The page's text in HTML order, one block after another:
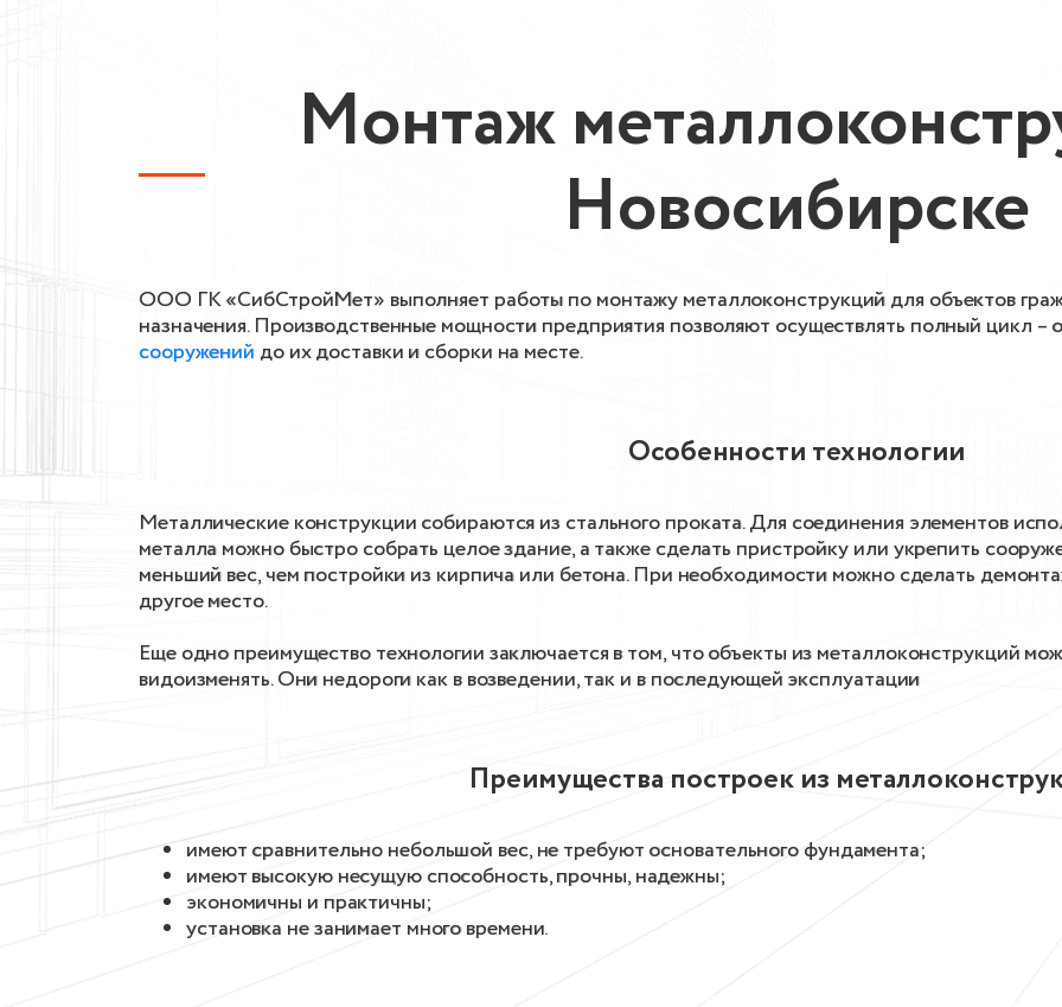
Монтаж
Новосибирске
ООО ГК «СибСтройМет» выполняет работы по монтажу металлоконструкций для объектов
назначения. Производственные мощности предприятия позволяют осуществлять полный цикл –
сооружений до их доставки и сборки на месте.
Особенности технологии
Металлические конструкции собираются из стального проката. Для соединения элементов
металла можно быстро собрать целое здание, а также сделать пристройку или укрепить
меньший вес, чем постройки из кирпича или бетона. При необходимости можно сделать
другое место.
Еще одно преимущество технологии заключается в том, что объекты из металлоконструкций
видоизменять. Они недороги как в возведении, так и в последующей эксплуатации
Преимущества построек из
имеют сравнительно небольшой вес, не требуют основательного фундамента;
имеют высокую несущую способность, прочны, надежны;
экономичны и практичны;
установка не занимает много времени.